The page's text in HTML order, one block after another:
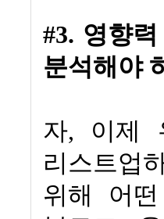
#3. 영향
분석해야
자, 이제
리스트업
위해 어